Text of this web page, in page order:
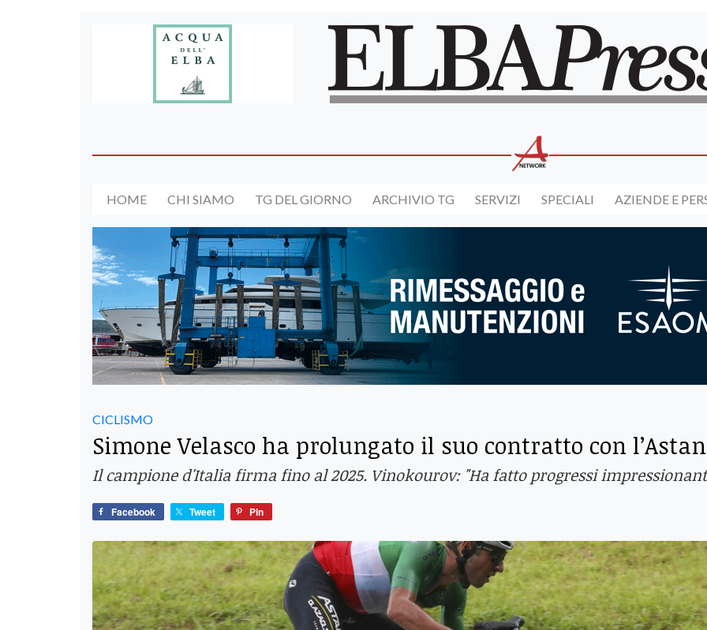
HOME CHI SIAMO TG DEL GIORNO ARCHIVIO TG SERVIZI SPECIALI AZIENDE E
CICLISMO
Simone Velasco ha prolungato il suo contratto con
Il campione d'Italia firma fino al 2025. Vinokourov: "Ha fatto progressi
Facebook Tweet Pin